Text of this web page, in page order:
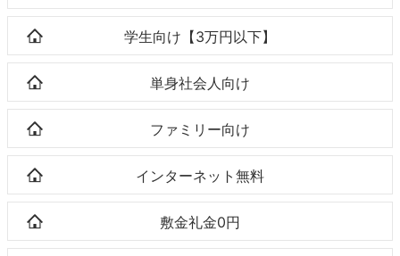
学生向け【3万円以下】
単身社会人向け
ファミリー向け
インターネット無料
敷金礼金0円